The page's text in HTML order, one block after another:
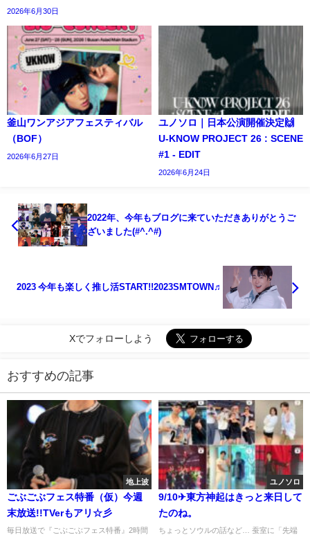
2026年6月30日
釜山ワンアジアフェスティバル
（BOF）
2026年6月27日
ユノソロ｜日本公演開催決定🙌
U-KNOW PROJECT 26 : SCENE
#1 - EDIT
2026年6月24日
2022年、今年もブログに来ていただきありがとうご
ざいました(#^.^#)
2023 今年も楽しく推し活START!!2023SMTOWN♬
Xでフォローしよう
おすすめの記事
地上波
ごぶごぶフェス特番（仮）今週
末放送!!TVerもアリ☆彡
毎日放送で『ごぶごぶフェス特番』2時間
ユノソロ
9/10✈東方神起はきっと来日して
たのね。
ちょっとソウルの話など… 蚕室に「先端